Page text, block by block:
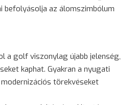
befolyásolja az álomszimbólum
a golf viszonylag újabb jelenség,
kaphat. Gyakran a nyugati
törekvéseket